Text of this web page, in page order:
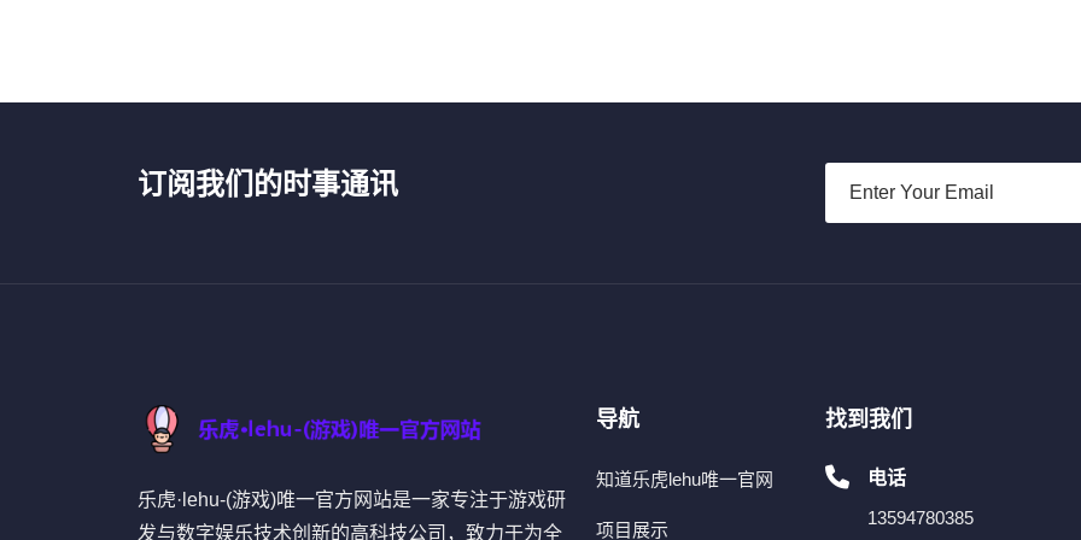
订阅我们的时事通讯
乐虎·lehu-(游戏)唯一官方网站是一家专注于游戏研
发与数字娱乐技术创新的高科技公司，致力于为全
导航
知道乐虎lehu唯一官网
项目展示
找到我们
电话
13594780385